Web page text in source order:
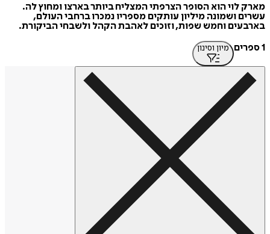
מארק לוי הוא הסופר הצרפתי המצליח ביותר בארצו ומחוץ לה.
עשרים ושמונה מיליון עותקים מספריו נמכרו ברחבי העולם,
בארבעים וחמש שפות, וזוכים לאהבת הקהל ולשבחי הביקורת.
1 ספרים
מיון וסינון